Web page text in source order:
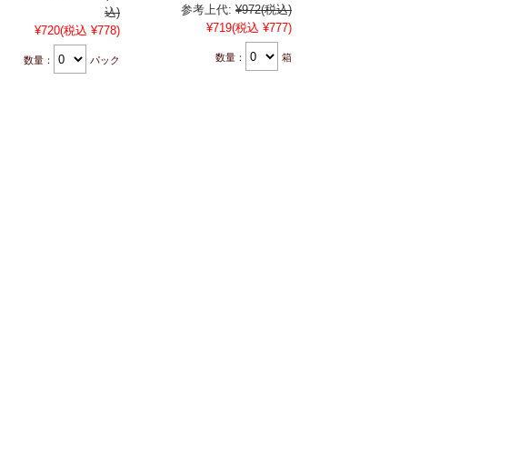
込)
¥720(税込 ¥778)
数量： パック
参考上代: ¥972(税込)
¥719(税込 ¥777)
数量： 箱